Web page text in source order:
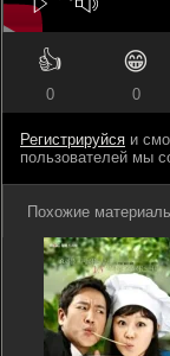
👍
0
😁
0
Регистрируйся и
пользователей мы
Похожие